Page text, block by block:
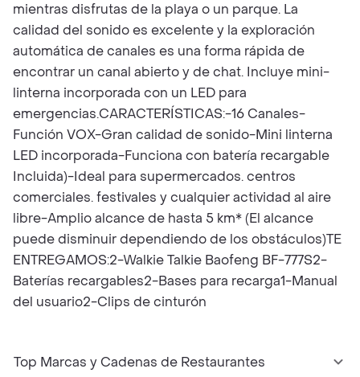
mientras disfrutas de la playa o un parque. La
calidad del sonido es excelente y la exploración
automática de canales es una forma rápida de
encontrar un canal abierto y de chat. Incluye mini-
linterna incorporada con un LED para
emergencias.CARACTERÍSTICAS:-16 Canales-
Función VOX-Gran calidad de sonido-Mini linterna
LED incorporada-Funciona con batería recargable
Incluida)-Ideal para supermercados. centros
comerciales. festivales y cualquier actividad al aire
libre-Amplio alcance de hasta 5 km* (El alcance
puede disminuir dependiendo de los obstáculos)TE
ENTREGAMOS:2-Walkie Talkie Baofeng BF-777S2-
Baterías recargables2-Bases para recarga1-Manual
del usuario2-Clips de cinturón
Top Marcas y Cadenas de Restaurantes